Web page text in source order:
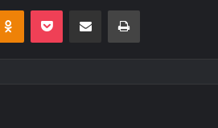
Odnoklassniki
Pocket E-Posta ile paylaş Yazdır